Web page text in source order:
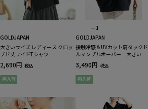
GOLDJAPAN
大きいサイズ レディース クロッ
プド丈ワイドTシャツ
2,690円 税込
再入荷
＋1
GOLDJAPAN
接触冷感＆UVカット肩タックド
ルマンプルオーバー 大きいサ
イズ レディース
3,490円 税込
再入荷